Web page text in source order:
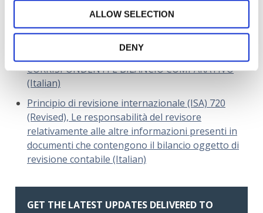
ALLOW SELECTION
DENY
PRINCIPIO DI REVISIONE INTERNAZIONALE (ISA
Italia) 710 INFORMAZIONI COMPARATIVE – DATI
CORRISPONDENTI E BILANCIO COMPARATIVO
(Italian)
Principio di revisione internazionale (ISA) 720
(Revised), Le responsabilità del revisore
relativamente alle altre informazioni presenti in
documenti che contengono il bilancio oggetto di
revisione contabile (Italian)
GET THE LATEST UPDATES DELIVERED TO